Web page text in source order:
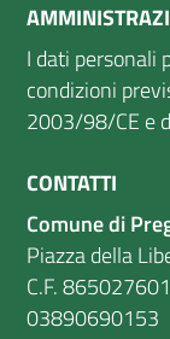
I dati personali
condizioni
2003/98/CE e
CONTATTI
Comune di
Piazza della
C.F.
03890690153